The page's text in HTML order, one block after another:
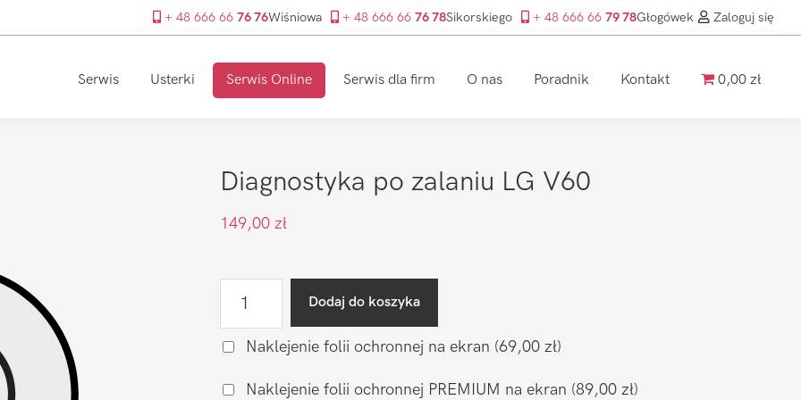
+ 48 666 66 76 76Wiśniowa + 48 666 66 76 78Sikorskiego + 48 666 66 79 78Głogówek Zaloguj się
Serwis Usterki Serwis Online Serwis dla firm O nas Poradnik Kontakt 0,00 zł
Diagnostyka po zalaniu LG V60
149,00 zł
po
LG
Dodaj do koszyka
Naklejenie folii ochronnej na ekran (69,00 zł)
Naklejenie folii ochronnej PREMIUM na ekran (89,00 zł)